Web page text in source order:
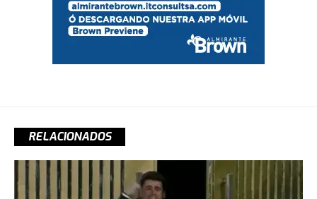
RELACIONADOS